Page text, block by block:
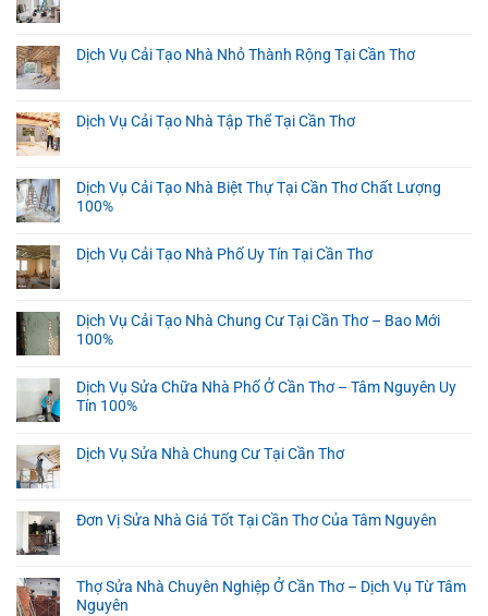
Dịch Vụ Cải Tạo Nhà Nhỏ Thành Rộng Tại Cần Thơ
Dịch Vụ Cải Tạo Nhà Tập Thể Tại Cần Thơ
Dịch Vụ Cải Tạo Nhà Biệt Thự Tại Cần Thơ Chất Lượng
100%
Dịch Vụ Cải Tạo Nhà Phố Uy Tín Tại Cần Thơ
Dịch Vụ Cải Tạo Nhà Chung Cư Tại Cần Thơ – Bao Mới
100%
Dịch Vụ Sửa Chữa Nhà Phố Ở Cần Thơ – Tâm Nguyên Uy
Tín 100%
Dịch Vụ Sửa Nhà Chung Cư Tại Cần Thơ
Đơn Vị Sửa Nhà Giá Tốt Tại Cần Thơ Của Tâm Nguyên
Thợ Sửa Nhà Chuyên Nghiệp Ở Cần Thơ – Dịch Vụ Từ Tâm
Nguyên